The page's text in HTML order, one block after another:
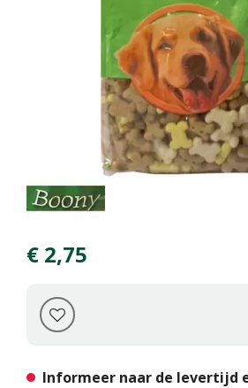
€ 2,75
Informeer naar de levertijd